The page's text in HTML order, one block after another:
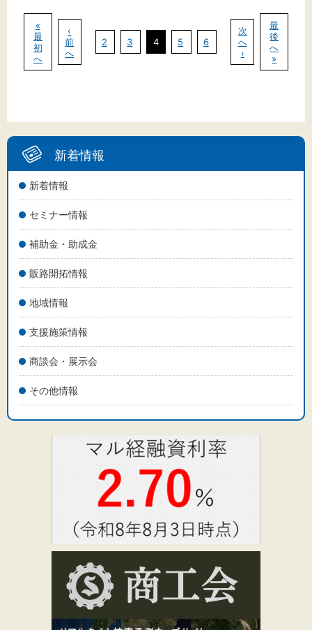
新着情報
新着情報
セミナー情報
補助金・助成金
販路開拓情報
地域情報
支援施策情報
商談会・展示会
その他情報
«
最
初
へ
‹
前
へ
2 3 4 5 6
次
へ
›
最
後
へ
»